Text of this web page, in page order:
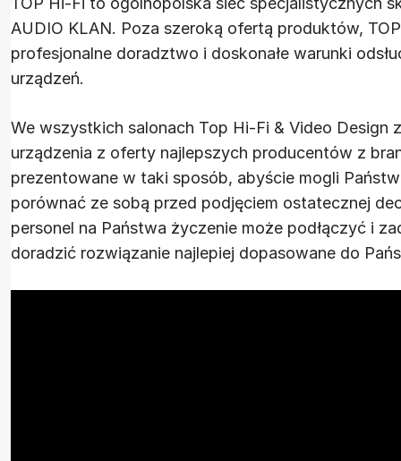
AUDIO KLAN. Poza szeroką ofertą produktów,
profesjonalne doradztwo i doskonałe warunki
urządzeń.
We wszystkich salonach Top Hi-Fi & Video Design
urządzenia z oferty najlepszych producentów z
prezentowane w taki sposób, abyście mogli
porównać ze sobą przed podjęciem ostatecznej
personel na Państwa życzenie może podłączyć i
doradzić rozwiązanie najlepiej dopasowane do